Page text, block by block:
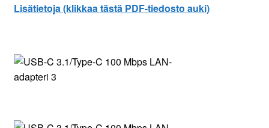
Lisätietoja (klikkaa tästä PDF-tiedosto auki)